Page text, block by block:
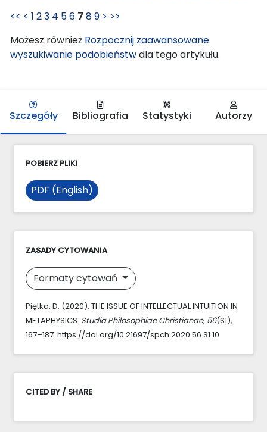
<< < 1 23 4 56 789 > >>
Możesz również Rozpocznij zaawansowane
wyszukiwanie podobieństwdla tego artykułu.
Szczegóły Bibliografia Statystyki Autorzy
POBIERZ PLIKI
PDF (English)
ZASADY CYTOWANIA
Formaty cytowań
Piętka, D. (2020). THE ISSUE OF INTELLECTUAL INTUITION IN
METAPHYSICS. Studia Philosophiae Christianae, 56(S1),
167–187. https://doi.org/10.21697/spch.2020.56.S1.10
CITED BY / SHARE